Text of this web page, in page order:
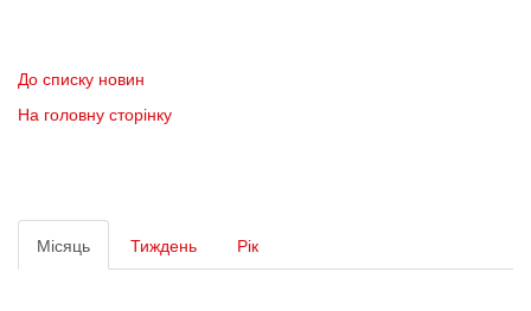
До списку новин
На головну сторінку
Первинні
вкладки
Місяць (активна
вкладка)
Тиждень Рік